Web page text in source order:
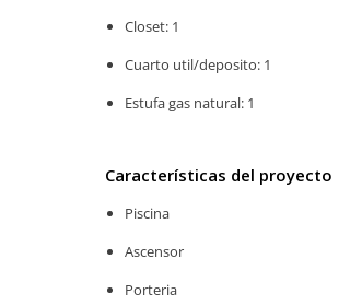
Closet: 1
Cuarto util/deposito: 1
Estufa gas natural: 1
Características del proyecto
Piscina
Ascensor
Porteria